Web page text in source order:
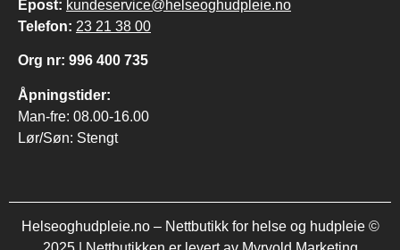
Epost: kundeservice@helseoghudpleie.no
Telefon: 23 21 38 00
Org nr: 996 400 735
Åpningstider:
Man-fre: 08.00-16.00
Lør/Søn: Stengt
Helseoghudpleie.no – Nettbutikk for helse og hudpleie ©